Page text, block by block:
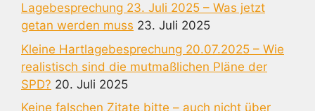
Lagebesprechung 23. Juli 2025 – Was jetzt
getan werden muss 23. Juli 2025
Kleine Hartlagebesprechung 20.07.2025 – Wie
realistisch sind die mutmaßlichen Pläne der
SPD? 20. Juli 2025
Keine falschen Zitate bitte – auch nicht über